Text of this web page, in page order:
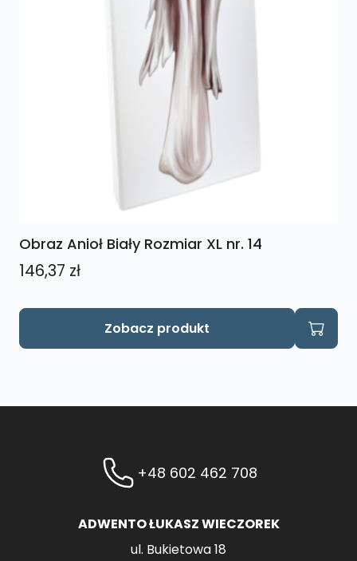
Obraz Anioł Biały Rozmiar XL nr. 14
146,37 zł
Zobacz produkt
+48 602 462 708
ADWENTO ŁUKASZ WIECZOREK
ul. Bukietowa 18